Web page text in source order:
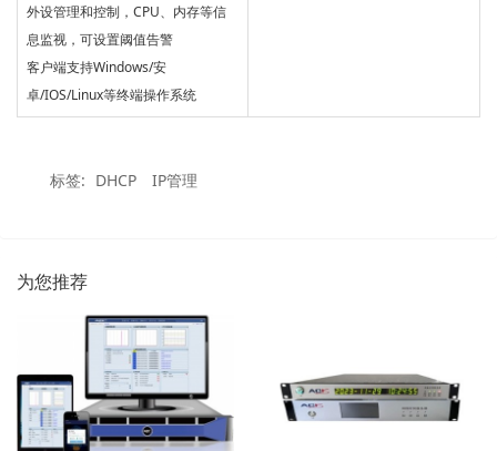
外设管理和控制，CPU、内存等信
息监视，可设置阈值告警
客户端支持Windows/安
卓/IOS/Linux等终端操作系统
标签: DHCP IP管理
为您推荐